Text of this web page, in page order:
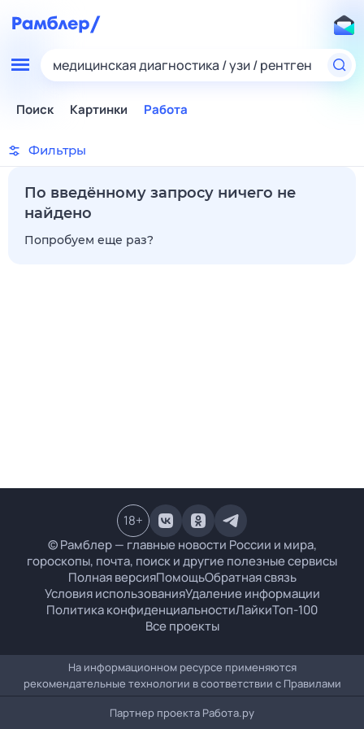
медицинская диагностика / узи / рентген
Поиск Картинки Работа
Фильтры
По введённому запросу ничего не
найдено
Попробуем еще раз?
© Рамблер — главные новости России и мира,
гороскопы, почта, поиск и другие полезные сервисы
Полная версияПомощьОбратная связь
Условия использованияУдаление информации
Политика конфиденциальностиЛайкиТоп-100
Все проекты
18+
На информационном ресурсе применяются
рекомендательные технологии в соответствии с Правилами
Партнер проекта Работа.ру